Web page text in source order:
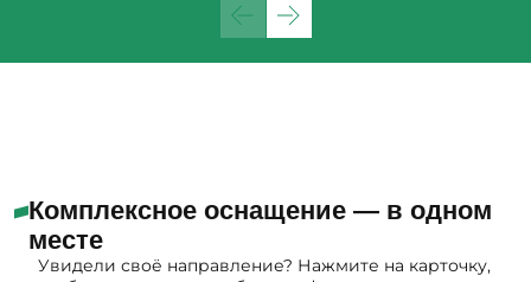
Комплексное оснащение — в одном
месте
Увидели своё направление? Нажмите на карточку,